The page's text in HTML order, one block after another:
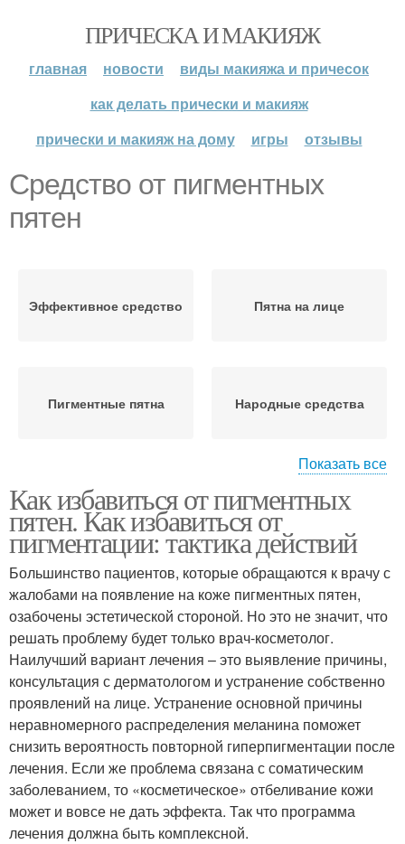
ПРИЧЕСКА И МАКИЯЖ
главная новости
виды макияжа и причесок
как делать прически и макияж
прически и макияж на дому
игры отзывы
Средство от пигментных
пятен
Эффективное средство Пятна на лице
Пигментные пятна Народные средства
Косметические
средства
Пятно на лице
Пигментное пятно
Показать все
Как избавиться от пигментных
пятен. Как избавиться от
пигментации: тактика действий
Большинство пациентов, которые обращаются к врачу с
жалобами на появление на коже пигментных пятен,
озабочены эстетической стороной. Но это не значит, что
решать проблему будет только врач-косметолог.
Наилучший вариант лечения – это выявление причины,
консультация с дерматологом и устранение собственно
проявлений на лице. Устранение основной причины
неравномерного распределения меланина поможет
снизить вероятность повторной гиперпигментации после
лечения. Если же проблема связана с соматическим
заболеванием, то «косметическое» отбеливание кожи
может и вовсе не дать эффекта. Так что программа
лечения должна быть комплексной.